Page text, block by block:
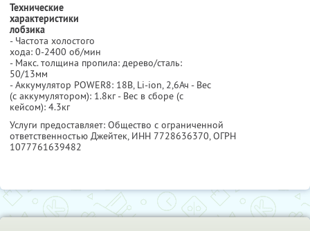
Технические
характеристики
лобзика
- Частота холостого
хода: 0-2400 об/мин
- Макс. толщина пропила: дерево/сталь:
50/13мм
- Аккумулятор POWER8: 18В, Li-ion, 2,6Ач - Вес
(с аккумулятором): 1.8кг - Вес в сборе (с
кейсом): 4.3кг
Услуги предоставляет: Общество с ограниченной
ответственностью Джейтек, ИНН 7728636370, ОГРН
1077761639482